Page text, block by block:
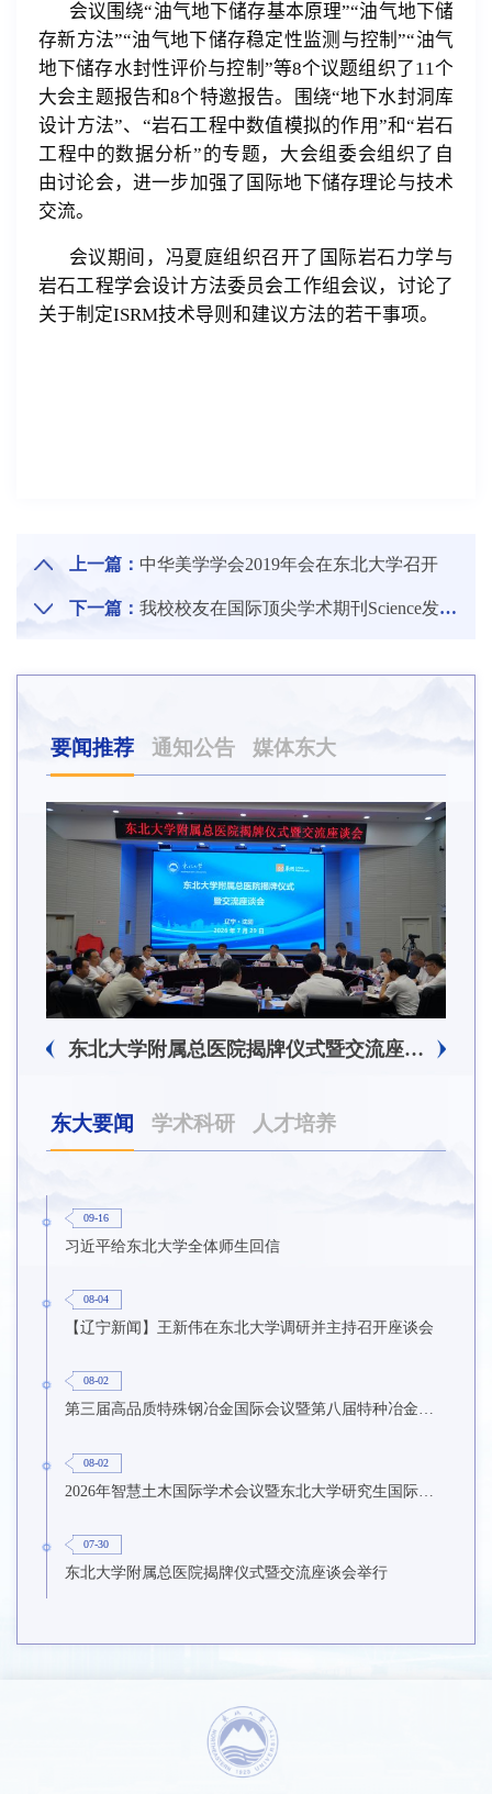
会议围绕“油气地下储存基本原理”“油气地下储
存新方法”“油气地下储存稳定性监测与控制”“油气
地下储存水封性评价与控制”等8个议题组织了 11个
大会主题报告和8个特邀报告。围绕“地下水封洞库
设计方法”、“岩石工程中数值模拟的作用”和“岩石
工程中的数据分析”的专题，大会组委会组织了自
由讨论会，进一步加强了国际地下储存理论与技术
交流。
会议期间，冯夏庭组织召开了国际岩石力学与
岩石工程学会设计方法委员会工作组会议，讨论了
关于制定ISRM技术导则和建议方法的若干事项。
上一篇： 中华美学学会2019年会在东北大学召开
下一篇： 我校校友在国际顶尖学术期刊Science发表论文
要闻推荐 通知公告 媒体东大
东北大学附属总医院揭牌仪式暨交流座谈会举行
东大要闻 学术科研 人才培养
09-16
习近平给东北大学全体师生回信
08-04
【辽宁新闻】王新伟在东北大学调研并主持召开座谈会
08-02
第三届高品质特殊钢冶金国际会议暨第八届特种冶金技术学术会议在东北大学召开
08-02
2026年智慧土木国际学术会议暨东北大学研究生国际暑期学校第九期在东北大学召开
07-30
东北大学附属总医院揭牌仪式暨交流座谈会举行